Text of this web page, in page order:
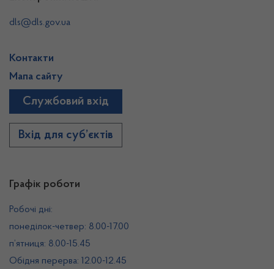
Графік роботи
Робочі дні:
понеділок-четвер: 8.00-17.00
п’ятниця: 8.00-15.45
Обідня перерва: 12.00-12.45
dls@dls.gov.ua
Контакти
Мапа сайту
Службовий вхід
Вхід для суб’єктів